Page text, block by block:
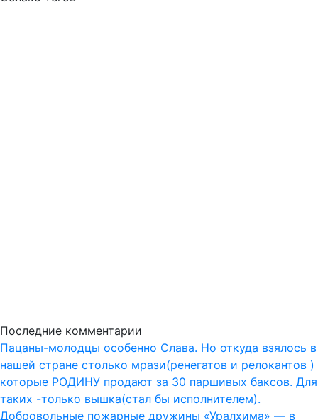
Последние комментарии
Пацаны-молодцы особенно Слава. Но откуда взялось в
нашей стране столько мрази(ренегатов и релокантов )
которые РОДИНУ продают за 30 паршивых баксов. Для
таких -только вышка(стал бы исполнителем).
Добровольные пожарные дружины «Уралхима» — в